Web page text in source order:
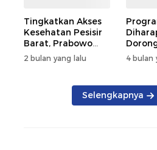
Tingkatkan Akses
Kesehatan Pesisir
Barat, Prabowo
Resmikan RSUD KH
Muhammad Thohir
2 bulan yang lalu
Produk
4 bulan
Selengkapnya